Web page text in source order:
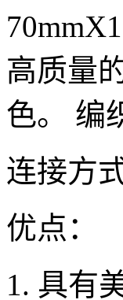
高质量
色。 编
连接方
优点：
1. 具有